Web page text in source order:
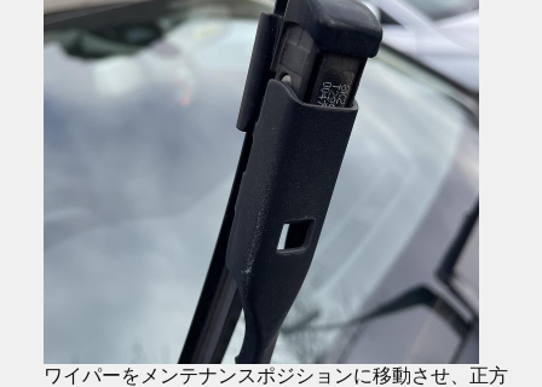
ワイパーをメンテナンスポジションに移動させ、正方